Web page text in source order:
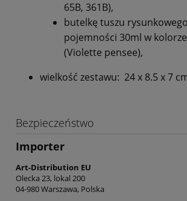
65B, 361B),
butelkę tuszu
pojemności 30ml w
(Violette pensee),
wielkość zestawu: 24 x 8.5 x 7
Bezpieczeństwo
Importer
Art-Distribution EU
Olecka 23, lokal 200
04-980 Warszawa, Polska